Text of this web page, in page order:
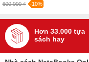
600.000 ₫ -10%
Hơn 33.000 tựa
sách hay